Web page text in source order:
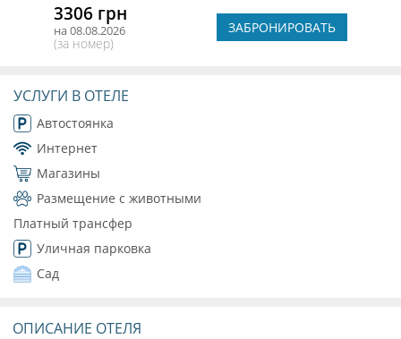
3306 грн
на 08.08.2026
(за номер)
ЗАБРОНИРОВАТЬ
УСЛУГИ В ОТЕЛЕ
Автостоянка
Интернет
Магазины
Размещение с животными
Платный трансфер
Уличная парковка
Сад
ОПИСАНИЕ ОТЕЛЯ